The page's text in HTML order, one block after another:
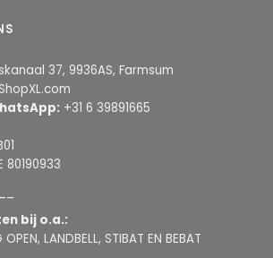
37, 9936AS, Farmsum
+31 6 39891665
80190933
bij o.a.:
LANDBELL, STIBAT EN BEBAT